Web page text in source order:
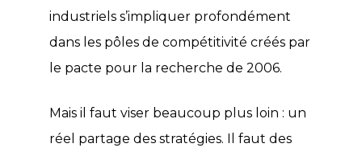
industriels s’impliquer profondément
dans les pôles de compétitivité créés par
le pacte pour la recherche de 2006.
Mais il faut viser beaucoup plus loin : un
réel partage des stratégies. Il faut des